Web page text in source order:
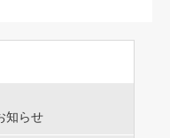
知らせ